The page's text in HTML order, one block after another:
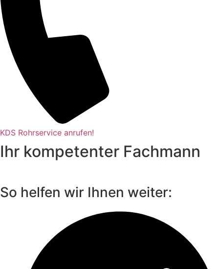
KDS Rohrservice anrufen!
Ihr kompetenter Fachmann
So helfen wir Ihnen weiter: